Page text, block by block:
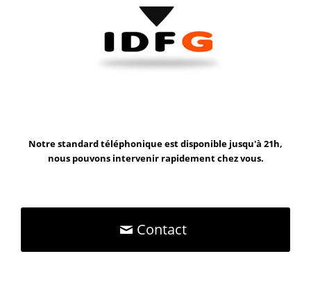
Notre standard téléphonique est disponible jusqu'à 21h,
nous pouvons intervenir rapidement chez vous.
Contact